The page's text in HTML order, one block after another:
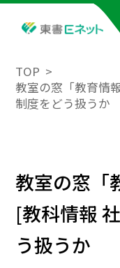
TOP
教室の窓「教育情
制度をどう扱うか
教室の窓「
[教科情報
う扱うか